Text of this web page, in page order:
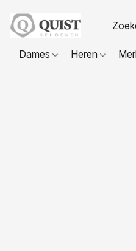
Dames Heren